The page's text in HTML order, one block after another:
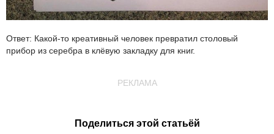
Ответ: Какой-то креативный человек превратил столовый
прибор из серебра в клёвую закладку для книг.
РЕКЛАМА
Поделиться этой статьёй